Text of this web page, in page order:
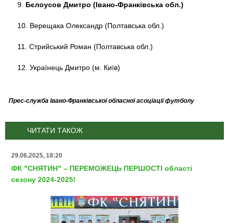
9. Бєлоусов Дмитро (Івано-Франківська обл.)
10. Верещака Олександр (Полтавська обл.)
11. Стрийський Роман (Полтавська обл.)
12. Українець Дмитро (м. Київ)
Прес-служба Івано-Франківської обласної асоціації футболу
ЧИТАТИ ТАКОЖ
29.06.2025, 18:20
ФК "СНЯТИН" – ПЕРЕМОЖЕЦЬ ПЕРШОСТІ області
сезону 2024-2025!